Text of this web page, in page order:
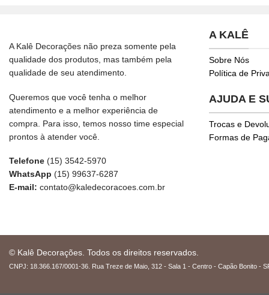
A Kalê Decorações não preza somente pela
qualidade dos produtos, mas também pela
qualidade de seu atendimento.
Queremos que você tenha o melhor
atendimento e a melhor experiência de
compra. Para isso, temos nosso time especial
prontos à atender você.
Telefone (15) 3542-5970
WhatsApp (15) 99637-6287
E-mail: contato@kaledecoracoes.com.br
A KALÊ
Sobre Nós
Política de
AJUDA E
Trocas e
Formas de
© Kalê Decorações. Todos os direitos reservados.
CNPJ: 18.366.167/0001-36. Rua Treze de Maio, 312 - Sala 1 - Centro - Capão Bonito -